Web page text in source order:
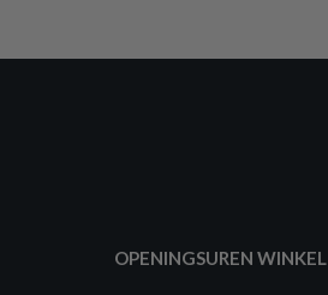
OPENINGSUREN WINKEL